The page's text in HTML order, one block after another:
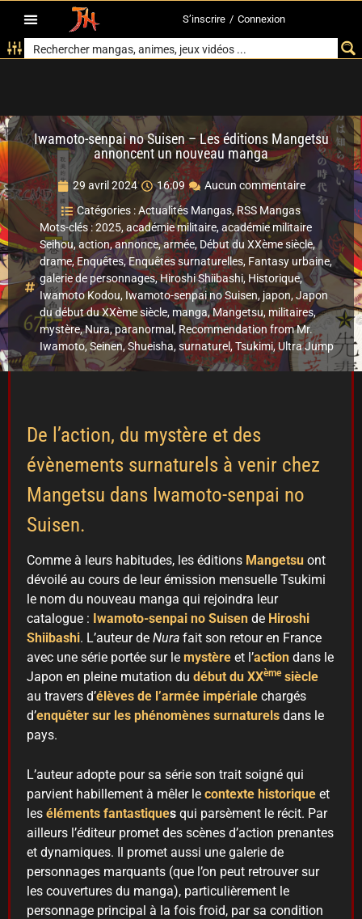
S’inscrire / Connexion
Iwamoto-senpai no Suisen – Les éditions Mangetsu
annoncent un nouveau manga
29 avril 2024 16:09
Aucun commentaire
Catégories :Actualités Mangas,RSS Mangas
Mots-clés :2025,académie militaire,académie militaire
Seihou,action,annonce,armée, Début du XXème siècle,
drame,Enquêtes,Enquêtes surnaturelles, Fantasy urbaine,
galerie de personnages,Hiroshi Shiibashi,Historique,
Iwamoto Kodou, Iwamoto-senpai no Suisen, japon,Japon
du début du XXème siècle, manga,Mangetsu, militaires,
mystère,Nura,paranormal , Recommendation from Mr.
Iwamoto,Seinen,Shueisha,surnaturel,Tsukimi,Ultra Jump
De l’action, du mystère et des
évènements surnaturels à venir chez
Mangetsu dans Iwamoto-senpai no
Suisen.
Comme à leurs habitudes, les éditions Mangetsu ont
dévoilé au cours de leur émission mensuelle Tsukimi
le nom du nouveau manga qui rejoindra leur
catalogue : Iwamoto-senpai no Suisen de Hiroshi
Shiibashi. L’auteur de Nura fait son retour en France
avec une série portée sur le mystère et l’action dans le
Japon en pleine mutation du début du XXèmesiècle
au travers d’élèves de l’armée impériale chargés
d’enquêter sur les phénomènes surnaturels dans le
pays.
L’auteur adopte pour sa série son trait soigné qui
parvient habillement à mêler le contexte historique et
les éléments fantastiques qui parsèment le récit. Par
ailleurs l’éditeur promet des scènes d’action prenantes
et dynamiques. Il promet aussi une galerie de
personnages marquants (que l’on peut retrouver sur
les couvertures du manga), particulièrement le
personnage principal à la fois froid, par sa condition